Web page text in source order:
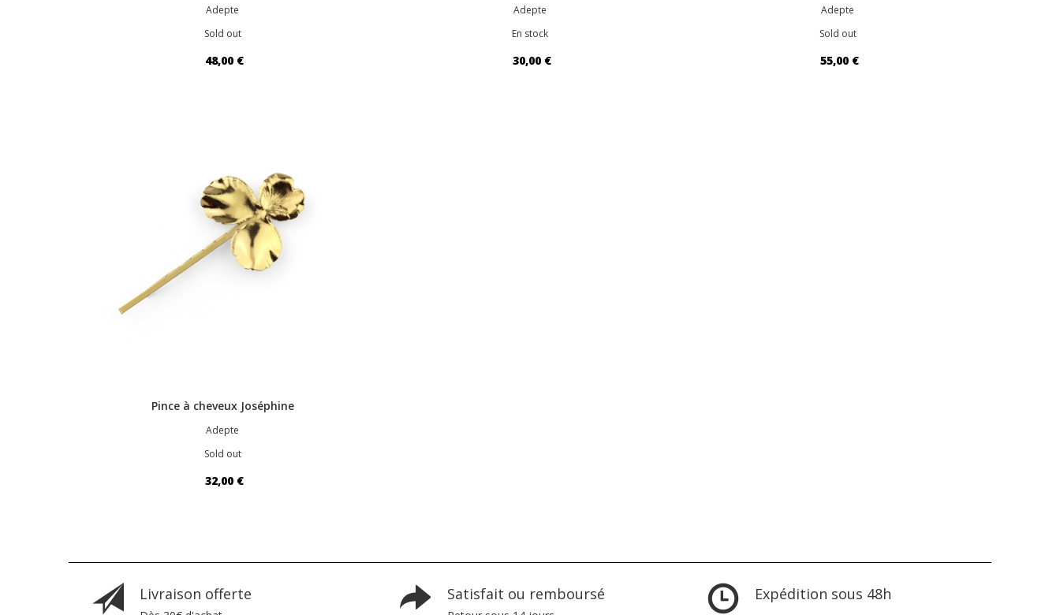
Adepte
Sold out
48,00 €
Adepte
En stock
30,00 €
Adepte
Sold out
55,00 €
Pince à cheveux Joséphine
Adepte
Sold out
32,00 €
Livraison offerte Satisfait ou remboursé Expédition sous 48h